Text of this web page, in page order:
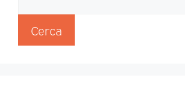
Cerca